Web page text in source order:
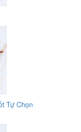
Tự Chọn